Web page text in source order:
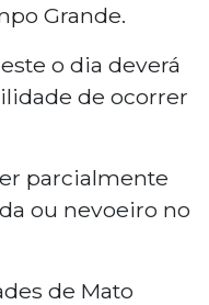
Grande.
o dia deverá
de ocorrer
parcialmente
ou nevoeiro no
de Mato